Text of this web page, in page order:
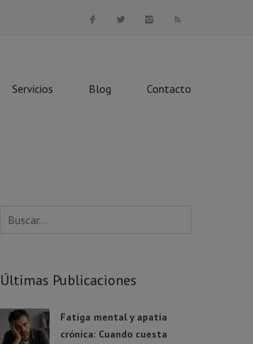
Servicios Blog Contacto
Últimas Publicaciones
Fatiga mental y apatía
crónica: Cuando cuesta